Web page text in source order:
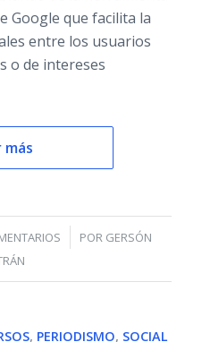
Google que facilita la
entre los usuarios
o de intereses
más
/ POR GERSÓN
, PERIODISMO, SOCIAL